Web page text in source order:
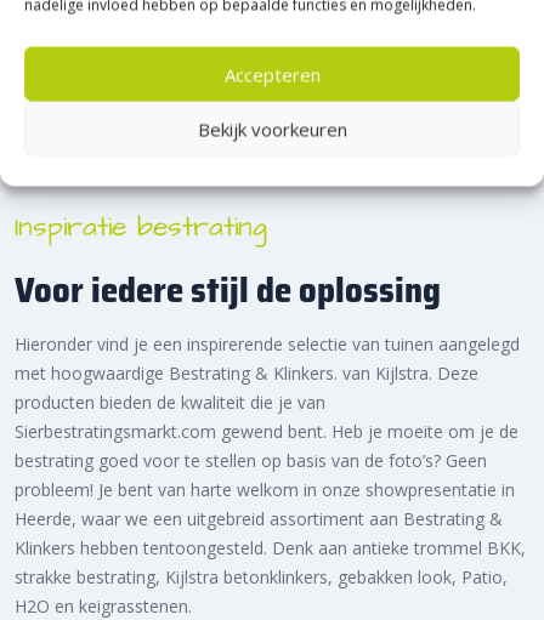
nadelige invloed hebben op bepaalde functies en mogelijkheden.
Accepteren
Bekijk voorkeuren
Design Square 60×60 H2O Comfort Square 60×30
Inspiratie bestrating
Voor iedere stijl de oplossing
Hieronder vind je een inspirerende selectie van tuinen aangelegd
met hoogwaardige Bestrating & Klinkers. van Kijlstra. Deze
producten bieden de kwaliteit die je van
Sierbestratingsmarkt.com gewend bent. Heb je moeite om je de
bestrating goed voor te stellen op basis van de foto’s? Geen
probleem! Je bent van harte welkom in onze showpresentatie in
Heerde, waar we een uitgebreid assortiment aan Bestrating &
Klinkers hebben tentoongesteld. Denk aan antieke trommel BKK,
strakke bestrating, Kijlstra betonklinkers, gebakken look, Patio,
H2O en keigrasstenen.